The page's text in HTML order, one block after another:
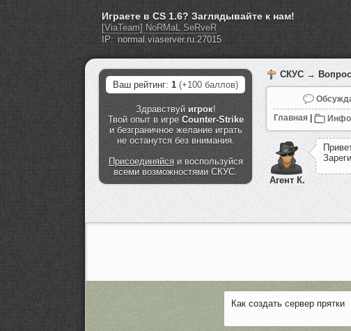
Играете в CS 1.6? Заглядывайте к нам!
[ViaTeam] NoRMaL SeRveR
IP:
Ваш рейтинг: 1 (+100 баллов)
Здравствуй игрок!
Твой опыт в игре Counter-Strike
и безграничное желание играть
не останутся без внимания.
Присоединяйсяи воспользуйся
всеми возможностями СКУС.
СКУС→
Главная
Агент К.
Приве
Зареги
Как создать сервер прятки